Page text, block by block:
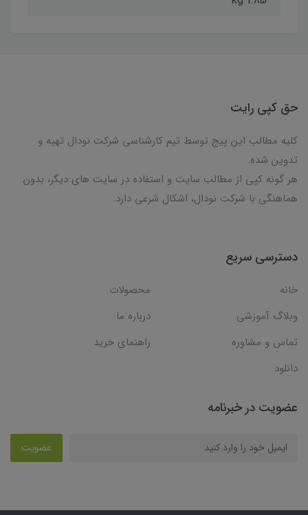
حق کپی رایت
کلیه مطالب این پیج توسط تیم کارشناسی شرکت نودال تهیه و
تدوین شده.
هر گونه کپی از مطالب سایت و استفاده در سایت های دیگر، بدون
هماهنگی با شرکت نودال، اشکال شرعی دارد.
دسترسی سریع
خانه
محصولات
وبلاگ آموزشی
درباره ما
تماس و مشاوره
راهنمای خرید
دانلود
عضویت در خبرنامه
عضویت